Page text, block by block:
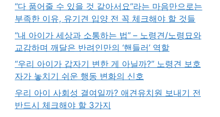
“다 품어줄 수 있을 것 같아서요”라는 마음만으로는
부족한 이유, 유기견 입양 전 꼭 체크해야 할 것들
“내 아이가 세상과 소통하는 법” – 노령견/노령묘와
교감하며 깨달은 반려인만의 ‘핸들러’ 역할
“우리 아이가 갑자기 변한 게 아닐까?” 노령견 보호
자가 놓치기 쉬운 행동 변화의 신호
우리 아이 사회성 결여일까? 애견유치원 보내기 전
반드시 체크해야 할 3가지